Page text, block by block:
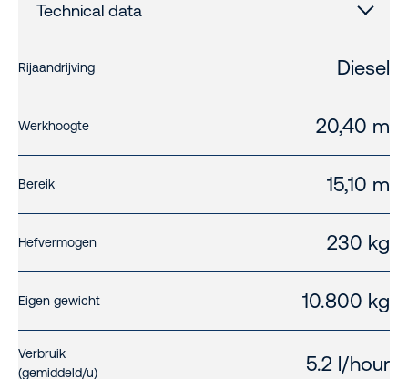
Technical data
Rijaandrijving Diesel
Werkhoogte 20,40 m
Bereik 15,10 m
Hefvermogen 230 kg
Eigen gewicht 10.800 kg
Verbruik
(gemiddeld/u)
5.2 l/hour